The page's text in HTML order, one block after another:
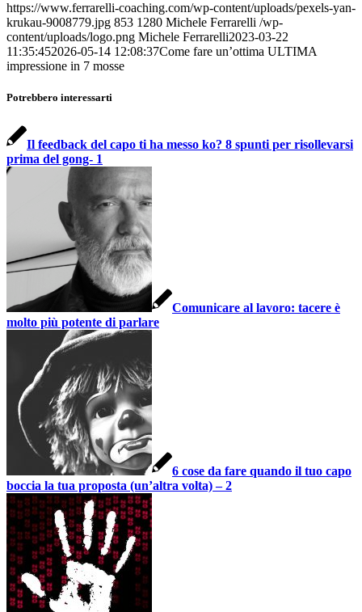
https://www.ferrarelli-coaching.com/wp-content/uploads/pexels-yan-
krukau-9008779.jpg 853 1280 Michele Ferrarelli /wp-
content/uploads/logo.png Michele Ferrarelli2023-03-22
11:35:452026-05-14 12:08:37Come fare un’ottima ULTIMA
impressione in 7 mosse
Potrebbero interessarti
Il feedback del capo ti ha messo ko? 8 spunti per risollevarsi
prima del gong- 1
Comunicare al lavoro: tacere è
molto più potente di parlare
6 cose da fare quando il tuo capo
boccia la tua proposta (un’altra volta) – 2